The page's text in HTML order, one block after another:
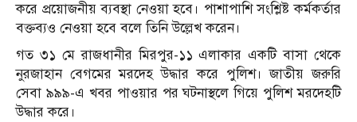
করে প্রয়োজনীয় ব্যবস্থা নেওয়া হবে। পাশাপাশি সংশ্লিষ্ট কর্মকর্তার
বক্তব্যও নেওয়া হবে বলে তিনি উল্লেখ করেন।
গত ৩১ মে রাজধানীর মিরপুর-১১ এলাকার একটি বাসা থেকে
নুরজাহান বেগমের মরদেহ উদ্ধার করে পুলিশ। জাতীয় জরুরি
সেবা ৯৯৯-এ খবর পাওয়ার পর ঘটনাস্থলে গিয়ে পুলিশ মরদেহটি
উদ্ধার করে।